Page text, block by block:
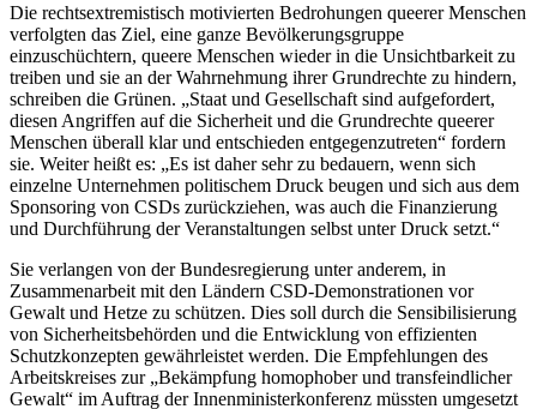
Die rechtsextremistisch motivierten Bedrohungen queerer Menschen
verfolgten das Ziel, eine ganze Bevölkerungsgruppe
einzuschüchtern, queere Menschen wieder in die Unsichtbarkeit zu
treiben und sie an der Wahrnehmung ihrer Grundrechte zu hindern,
schreiben die Grünen. „Staat und Gesellschaft sind aufgefordert,
diesen Angriffen auf die Sicherheit und die Grundrechte queerer
Menschen überall klar und entschieden entgegenzutreten“ fordern
sie. Weiter heißt es: „Es ist daher sehr zu bedauern, wenn sich
einzelne Unternehmen politischem Druck beugen und sich aus dem
Sponsoring von CSDs zurückziehen, was auch die Finanzierung
und Durchführung der Veranstaltungen selbst unter Druck setzt.“
Sie verlangen von der Bundesregierung unter anderem, in
Zusammenarbeit mit den Ländern CSD-Demonstrationen vor
Gewalt und Hetze zu schützen. Dies soll durch die Sensibilisierung
von Sicherheitsbehörden und die Entwicklung von effizienten
Schutzkonzepten gewährleistet werden. Die Empfehlungen des
Arbeitskreises zur „Bekämpfung homophober und transfeindlicher
Gewalt“ im Auftrag der Innenministerkonferenz müssten umgesetzt